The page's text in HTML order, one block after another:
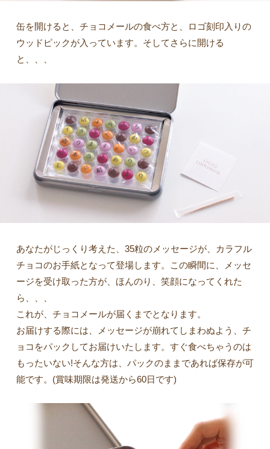
缶を開けると、チョコメールの食べ方と、ロゴ刻印入りの
ウッドピックが入っています。そしてさらに開ける
と、、、
あなたがじっくり考えた、35粒のメッセージが、カラフル
チョコのお手紙となって登場します。この瞬間に、メッセ
ージを受け取った方が、ほんのり、笑顔になってくれた
ら、、、
これが、チョコメールが届くまでとなります。
お届けする際には、メッセージが崩れてしまわぬよう、チ
ョコをパックしてお届けいたします。すぐ食べちゃうのは
もったいない!そんな方は、パックのままであれば保存が可
能です。(賞味期限は発送から60日です)